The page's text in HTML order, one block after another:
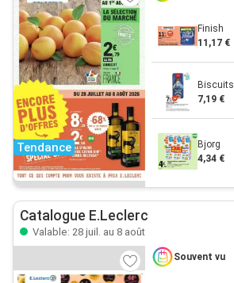
Tendance
Finish
11,17 €
Biscuits
7,19 €
Bjorg
4,34 €
Catalogue E.Leclerc
Valable: 28 juil. au 8 août
Souvent vu